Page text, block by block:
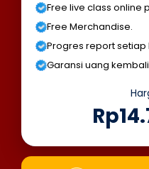
Free live class
Free Merchandise.
Progres report setiap
Garansi uang